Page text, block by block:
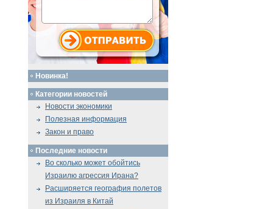
Новинка!
Категории новостей
Новости экономики
Полезная информация
Закон и право
Последние новости
Во сколько может обойтись
Израилю агрессия Ирана?
Расширяется география полетов
из Израиля в Китай